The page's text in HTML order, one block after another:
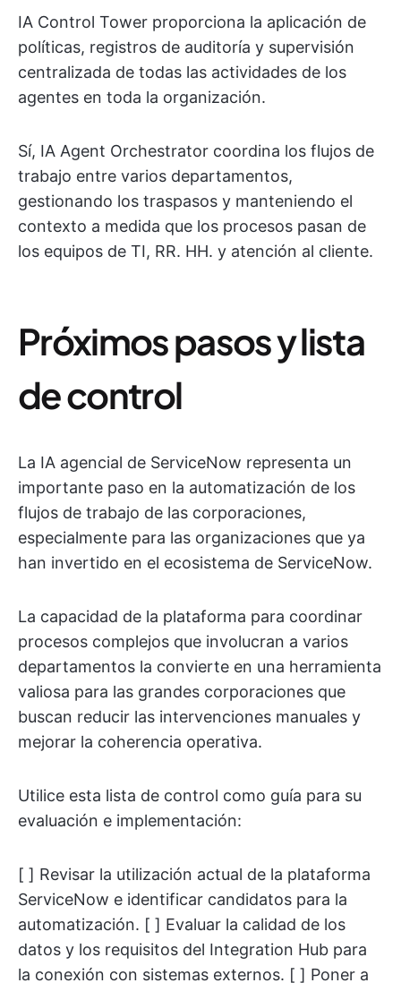
IA Control Tower proporciona la aplicación de
políticas, registros de auditoría y supervisión
centralizada de todas las actividades de los
agentes en toda la organización.
Sí, IA Agent Orchestrator coordina los flujos de
trabajo entre varios departamentos,
gestionando los traspasos y manteniendo el
contexto a medida que los procesos pasan de
los equipos de TI, RR. HH. y atención al cliente.
Próximos pasos y lista
de control
La IA agencial de ServiceNow representa un
importante paso en la automatización de los
flujos de trabajo de las corporaciones,
especialmente para las organizaciones que ya
han invertido en el ecosistema de ServiceNow.
La capacidad de la plataforma para coordinar
procesos complejos que involucran a varios
departamentos la convierte en una herramienta
valiosa para las grandes corporaciones que
buscan reducir las intervenciones manuales y
mejorar la coherencia operativa.
Utilice esta lista de control como guía para su
evaluación e implementación:
[ ] Revisar la utilización actual de la plataforma
ServiceNow e identificar candidatos para la
automatización. [ ] Evaluar la calidad de los
datos y los requisitos del Integration Hub para
la conexión con sistemas externos. [ ] Poner a